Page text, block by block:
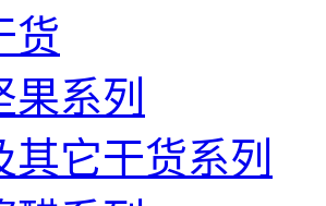
货
果系列
其它干货系列